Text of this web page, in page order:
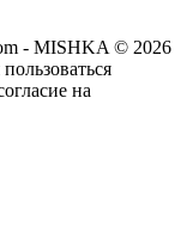
- MISHKA © 2026
на